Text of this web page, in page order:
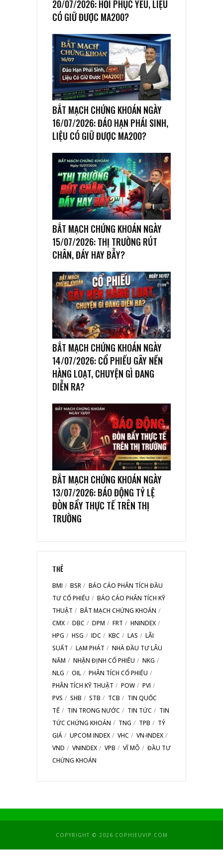
20/07/2026: HỒI PHỤC YẾU, LIỆU
CÓ GIỮ ĐƯỢC MA200?
BẮT MẠCH CHỨNG KHOÁN NGÀY
16/07/2026: ĐÁO HẠN PHÁI SINH,
LIỆU CÓ GIỮ ĐƯỢC MA200?
BẮT MẠCH CHỨNG KHOÁN NGÀY
15/07/2026: THỊ TRƯỜNG RÚT
CHÂN, ĐÁY HAY BẪY?
BẮT MẠCH CHỨNG KHOÁN NGÀY
14/07/2026: CỔ PHIẾU GÃY NỀN
HÀNG LOẠT, CHUYỆN GÌ ĐANG
DIỄN RA?
BẮT MẠCH CHỨNG KHOÁN NGÀY
13/07/2026: BÁO ĐỘNG TỶ LỆ
ĐÒN BẨY THỰC TẾ TRÊN THỊ
TRƯỜNG
THẺ
BMI BSR
BÁO CÁO PHÂN TÍCH ĐẦU
TƯ CỔ PHIẾU
BÁO CÁO PHÂN TÍCH KỸ
THUẬT
BẮT MẠCH CHỨNG KHOÁN
CMX
DBC DPM FRT
HNINDEX
HPG
HSG IDC KBC LAS
LÃI
SUẤT
LẠM PHÁT
NHÀ ĐẦU TƯ LÂU
NĂM
NHẬN ĐỊNH CỔ PHIẾU
NKG
NLG
OIL
PHÂN TÍCH CỔ PHIẾU
PHÂN TÍCH KỸ THUẬT
POW
PVI
PVS
SHB STB TCB
TIN QUỐC
TẾ
TIN TRONG NƯỚC TIN TỨC
TIN
TỨC CHỨNG KHOÁN
TNG TPB
TỶ
GIÁ
UPCOM INDEX VHC
VN-INDEX
VND
VNINDEX VPB VĨ MÔ
ĐẦU TƯ
CHỨNG KHOÁN
COPYRIGHT © 2026 COPHIEUVIP.COM